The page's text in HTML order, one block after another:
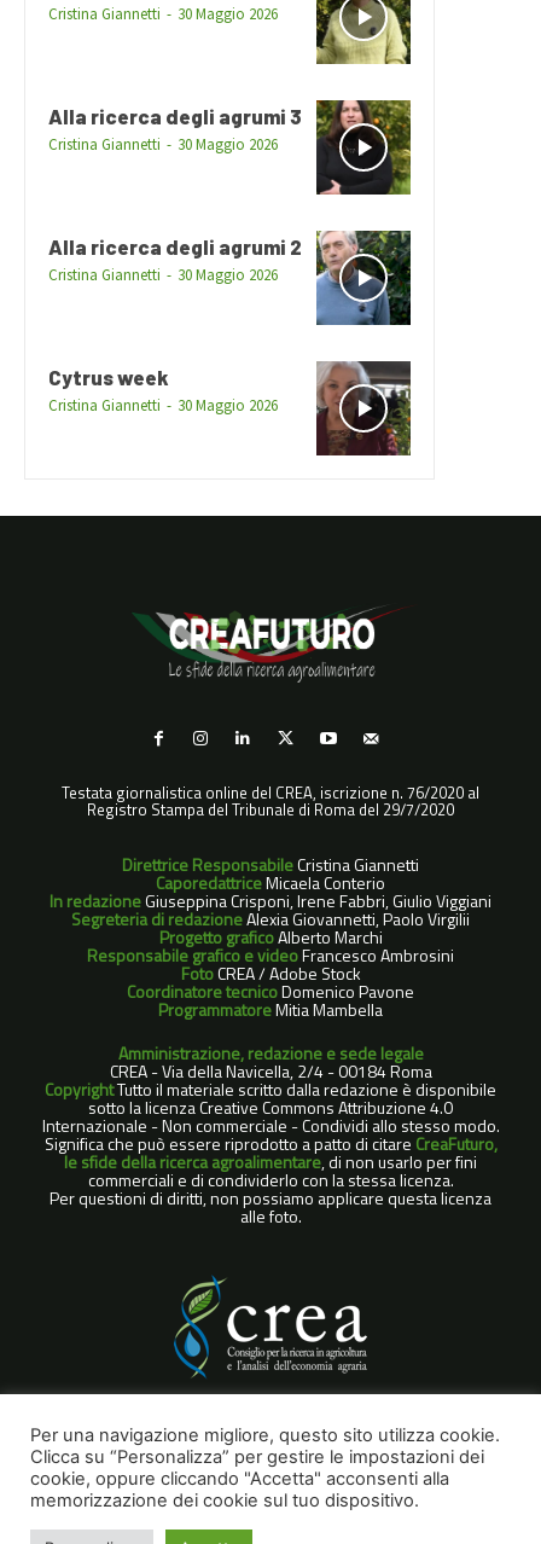
Cristina Giannetti - 30 Maggio 2026
Alla ricerca degli agrumi 3
Cristina Giannetti - 30 Maggio 2026
Alla ricerca degli agrumi 2
Cristina Giannetti - 30 Maggio 2026
Cytrus week
Cristina Giannetti - 30 Maggio 2026
Testata giornalistica online del CREA, iscrizione n. 76/2020 al
Registro Stampa del Tribunale di Roma del 29/7/2020
Direttrice ResponsabileCristina Giannetti
CaporedattriceMicaela Conterio
In redazioneGiuseppina Crisponi, Irene Fabbri, Giulio Viggiani
Segreteria di redazioneAlexia Giovannetti, Paolo Virgilii
Progetto graficoAlberto Marchi
Responsabile grafico e videoFrancesco Ambrosini
FotoCREA / Adobe Stock
Coordinatore tecnicoDomenico Pavone
ProgrammatoreMitia Mambella
Amministrazione, redazione e sede legale
CREA - Via della Navicella, 2/4 - 00184 Roma
CopyrightTutto il materiale scritto dalla redazione è disponibile
sotto la licenza Creative Commons Attribuzione 4.0
Internazionale - Non commerciale - Condividi allo stesso modo.
Significa che può essere riprodotto a patto di citare CreaFuturo,
le sfide della ricerca agroalimentare, di non usarlo per fini
commerciali e di condividerlo con la stessa licenza.
Per questioni di diritti, non possiamo applicare questa licenza
alle foto.
COOKIE POLICY
NOTE LEGALI
PRIVACY POLICY
Per una navigazione migliore, questo sito utilizza cookie.
Clicca su “Personalizza” per gestire le impostazioni dei
cookie, oppure cliccando "Accetta" acconsenti alla
memorizzazione dei cookie sul tuo dispositivo.